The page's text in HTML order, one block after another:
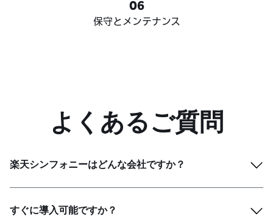
06
保守とメンテナンス
よくあるご質問
楽天シンフォニーはどんな会社ですか？
すぐに導入可能ですか？